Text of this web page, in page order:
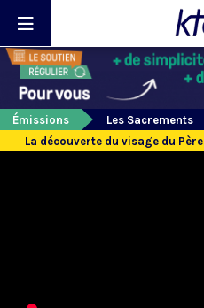
Émissions
Les Sacrements
La découverte du visage du Père